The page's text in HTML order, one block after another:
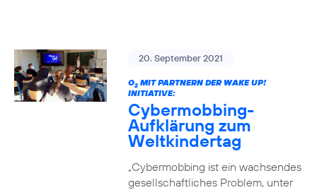
20. September 2021
O2MIT PARTNERN DER WAKE UP!
INITIATIVE:
Cybermobbing-
Aufklärung zum
Weltkindertag
„Cybermobbing ist ein wachsendes
gesellschaftliches Problem, unter